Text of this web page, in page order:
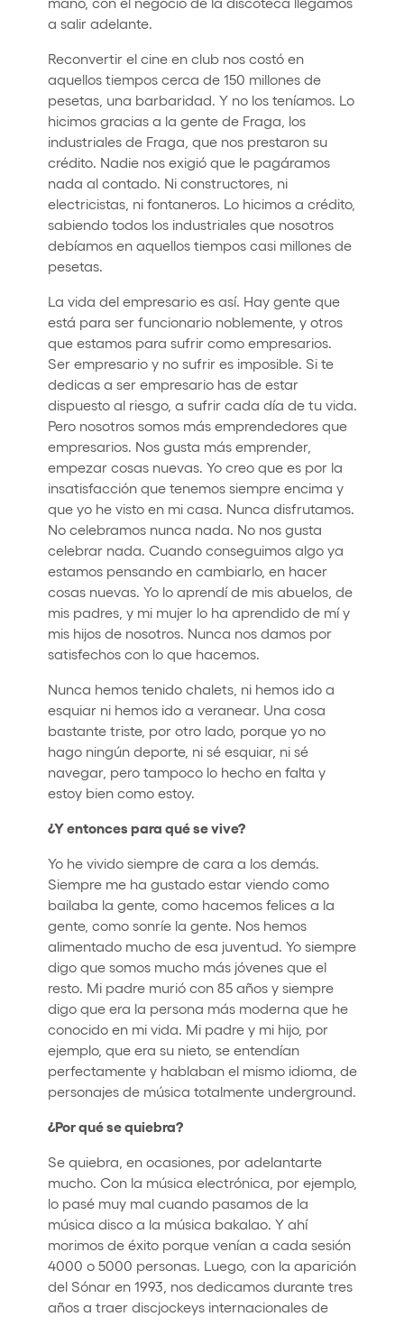
a salir adelante.
Reconvertir el cine en club nos costó en
aquellos tiempos cerca de 150 millones de
pesetas, una barbaridad. Y no los teníamos. Lo
hicimos gracias a la gente de Fraga, los
industriales de Fraga, que nos prestaron su
crédito. Nadie nos exigió que le pagáramos
nada al contado. Ni constructores, ni
electricistas, ni fontaneros. Lo hicimos a crédito,
sabiendo todos los industriales que nosotros
debíamos en aquellos tiempos casi millones de
pesetas.
La vida del empresario es así. Hay gente que
está para ser funcionario noblemente, y otros
que estamos para sufrir como empresarios.
Ser empresario y no sufrir es imposible. Si te
dedicas a ser empresario has de estar
dispuesto al riesgo, a sufrir cada día de tu vida.
Pero nosotros somos más emprendedores que
empresarios. Nos gusta más emprender,
empezar cosas nuevas. Yo creo que es por la
insatisfacción que tenemos siempre encima y
que yo he visto en mi casa. Nunca disfrutamos.
No celebramos nunca nada. No nos gusta
celebrar nada. Cuando conseguimos algo ya
estamos pensando en cambiarlo, en hacer
cosas nuevas. Yo lo aprendí de mis abuelos, de
mis padres, y mi mujer lo ha aprendido de mí y
mis hijos de nosotros. Nunca nos damos por
satisfechos con lo que hacemos.
Nunca hemos tenido chalets, ni hemos ido a
esquiar ni hemos ido a veranear. Una cosa
bastante triste, por otro lado, porque yo no
hago ningún deporte, ni sé esquiar, ni sé
navegar, pero tampoco lo hecho en falta y
estoy bien como estoy.
¿Y entonces para qué se vive?
Yo he vivido siempre de cara a los demás.
Siempre me ha gustado estar viendo como
bailaba la gente, como hacemos felices a la
gente, como sonríe la gente. Nos hemos
alimentado mucho de esa juventud. Yo siempre
digo que somos mucho más jóvenes que el
resto. Mi padre murió con 85 años y siempre
digo que era la persona más moderna que he
conocido en mi vida. Mi padre y mi hijo, por
ejemplo, que era su nieto, se entendían
perfectamente y hablaban el mismo idioma, de
personajes de música totalmente underground.
¿Por qué se quiebra?
Se quiebra, en ocasiones, por adelantarte
mucho. Con la música electrónica, por ejemplo,
lo pasé muy mal cuando pasamos de la
música disco a la música bakalao. Y ahí
morimos de éxito porque venían a cada sesión
4000 o 5000 personas. Luego, con la aparición
del Sónar en 1993, nos dedicamos durante tres
años a traer discjockeys internacionales de